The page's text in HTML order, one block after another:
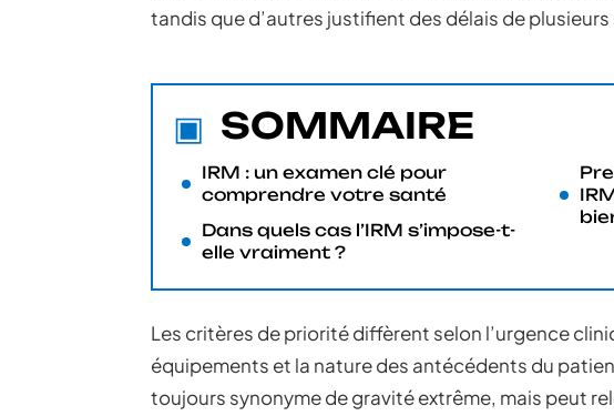
tandis que d’autres justifient des délais de plusieurs
SOMMAIRE
IRM : un examen clé pour
comprendre votre santé
Dans quels cas l’IRM s’impose-t-
elle vraiment ?
Les critères de priorité diffèrent selon l’urgence
équipements et la nature des antécédents du
toujours synonyme de gravité extrême, mais peut